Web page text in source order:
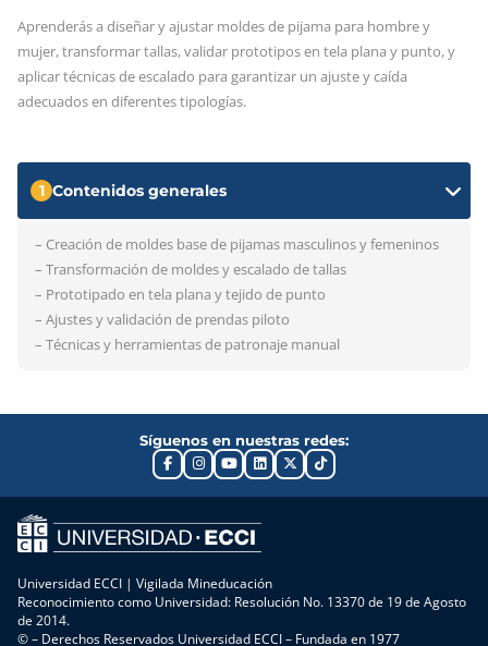
Aprenderás a diseñar y ajustar moldes de pijama para hombre y
mujer, transformar tallas, validar prototipos en tela plana y punto, y
aplicar técnicas de escalado para garantizar un ajuste y caída
adecuados en diferentes tipologías.
1 Contenidos generales
– Creación de moldes base de pijamas masculinos y femeninos
– Transformación de moldes y escalado de tallas
– Prototipado en tela plana y tejido de punto
– Ajustes y validación de prendas piloto
– Técnicas y herramientas de patronaje manual
Síguenos en nuestras redes:
Universidad ECCI | Vigilada Mineducación
Reconocimiento como Universidad: Resolución No. 13370 de 19 de Agosto
de 2014.
© – Derechos Reservados Universidad ECCI – Fundada en 1977